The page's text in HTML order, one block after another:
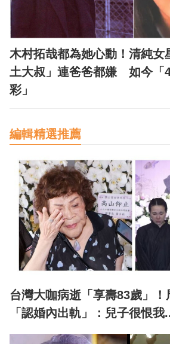
木村拓哉都為她心動！清純女
土大叔」連爸爸都嫌 如今「
彩」
編輯精選推薦
台灣大咖病逝「享壽83歲」
「認婚內出軌」：兒子很恨我